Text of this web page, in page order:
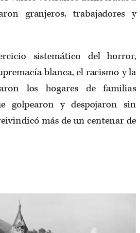
granjeros, trabajadores y
sistemático del horror,
blanca, el racismo y la
los hogares de familias
golpearon y despojaron sin
más de un centenar de